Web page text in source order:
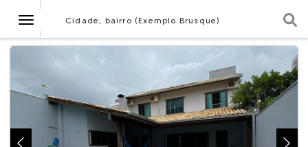
NavegaçãoCidade, bairro (Exemplo Brusque)